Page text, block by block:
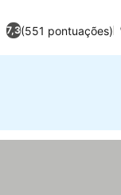
7,3(551 pontuações)